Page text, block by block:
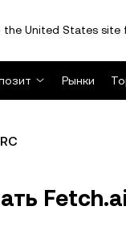
United States site
Рынки